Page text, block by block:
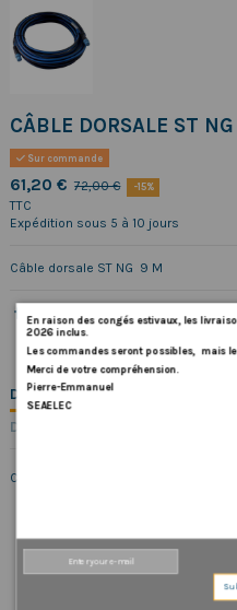
CÂBLE DORSALE ST
Sur commande
61,20 € 72,00 € -15%
TTC
Expédition sous 5 à 10 jours
Câble dorsale ST NG 9 M
DESCRIPTION
DÉTAILS DU PRODUIT
Câble dorsale ST NG 9 M
COMMENTAIRES (0)
En raison des congés estivaux, les
2026 inclus.
Les commandes seront possibles, mais le
Merci de votre compréhension.
Pierre-Emmanuel
SEAELEC